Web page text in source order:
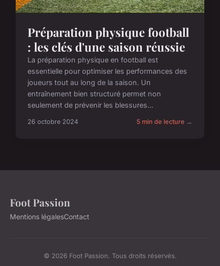
Préparation physique football
: les clés d'une saison réussie
La préparation physique en football est
essentielle pour optimiser les performances des
joueurs tout au long de la saison. Un
entraînement bien structuré permet non
seulement de prévenir les blessures...
26 octobre 2024 5 min de lecture →
Foot Passion
Mentions légalesContact
© 2026 Foot Passion. Tous droits réservés.